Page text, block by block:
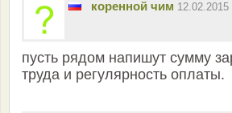
коренной чим
пусть рядом напишут сумму
труда и регулярность оплаты.